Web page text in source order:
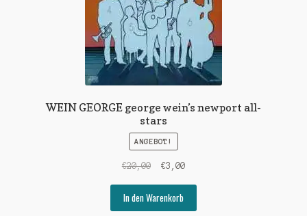
WEIN GEORGE george wein’s newport all-
stars
ANGEBOT!
€20,00
Ursprünglicher
war:
€20,00
€3,00Aktueller
€3,00.
In den Warenkorb